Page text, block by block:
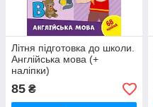
Літня підготовка до школи.
Англійська мова (+
наліпки)
85 ₴